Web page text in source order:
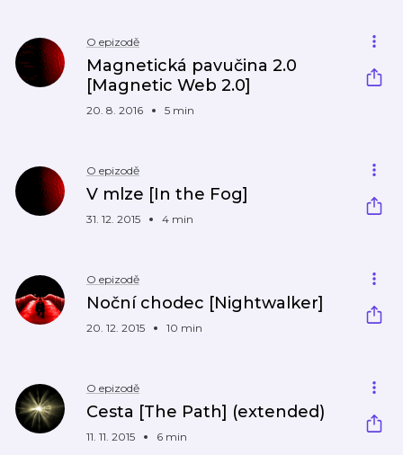
O epizodě
Magnetická pavučina 2.0
[Magnetic Web 2.0]
20. 8. 2016 5 min
O epizodě
V mlze [In the Fog]
31. 12. 2015 4 min
O epizodě
Noční chodec [Nightwalker]
20. 12. 2015 10 min
O epizodě
Cesta [The Path] (extended)
11. 11. 2015 6 min